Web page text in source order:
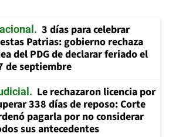
3 días para celebrar
Patrias: gobierno rechaza
del PDG de declarar feriado el
de septiembre
Le rechazaron licencia por
338 días de reposo: Corte
pagarla por no considerar
sus antecedentes